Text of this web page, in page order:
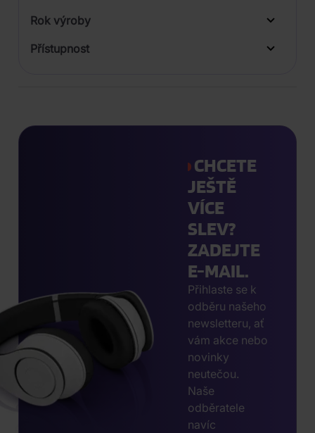
Rok výroby
Přístupnost
CHCETE
JEŠTĚ
VÍCE
SLEV?
ZADEJTE
E-MAIL.
Přihlaste se k
odběru našeho
newsletteru, ať
vám akce nebo
novinky
neutečou.
Naše
odběratele
navíc